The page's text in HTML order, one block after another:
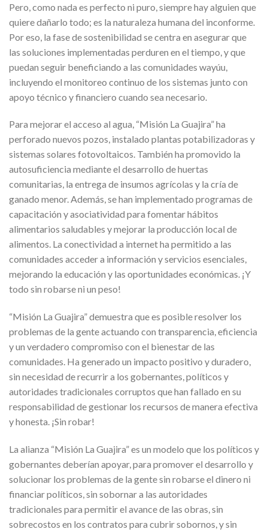
Pero, como nada es perfecto ni puro, siempre hay alguien que
quiere dañarlo todo; es la naturaleza humana del inconforme.
Por eso, la fase de sostenibilidad se centra en asegurar que
las soluciones implementadas perduren en el tiempo, y que
puedan seguir beneficiando a las comunidades wayúu,
incluyendo el monitoreo continuo de los sistemas junto con
apoyo técnico y financiero cuando sea necesario.
Para mejorar el acceso al agua, “Misión La Guajira” ha
perforado nuevos pozos, instalado plantas potabilizadoras y
sistemas solares fotovoltaicos. También ha promovido la
autosuficiencia mediante el desarrollo de huertas
comunitarias, la entrega de insumos agrícolas y la cría de
ganado menor. Además, se han implementado programas de
capacitación y asociatividad para fomentar hábitos
alimentarios saludables y mejorar la producción local de
alimentos. La conectividad a internet ha permitido a las
comunidades acceder a información y servicios esenciales,
mejorando la educación y las oportunidades económicas. ¡Y
todo sin robarse ni un peso!
“Misión La Guajira” demuestra que es posible resolver los
problemas de la gente actuando con transparencia, eficiencia
y un verdadero compromiso con el bienestar de las
comunidades. Ha generado un impacto positivo y duradero,
sin necesidad de recurrir a los gobernantes, políticos y
autoridades tradicionales corruptos que han fallado en su
responsabilidad de gestionar los recursos de manera efectiva
y honesta. ¡Sin robar!
La alianza “Misión La Guajira” es un modelo que los políticos y
gobernantes deberían apoyar, para promover el desarrollo y
solucionar los problemas de la gente sin robarse el dinero ni
financiar políticos, sin sobornar a las autoridades
tradicionales para permitir el avance de las obras, sin
sobrecostos en los contratos para cubrir sobornos, y sin